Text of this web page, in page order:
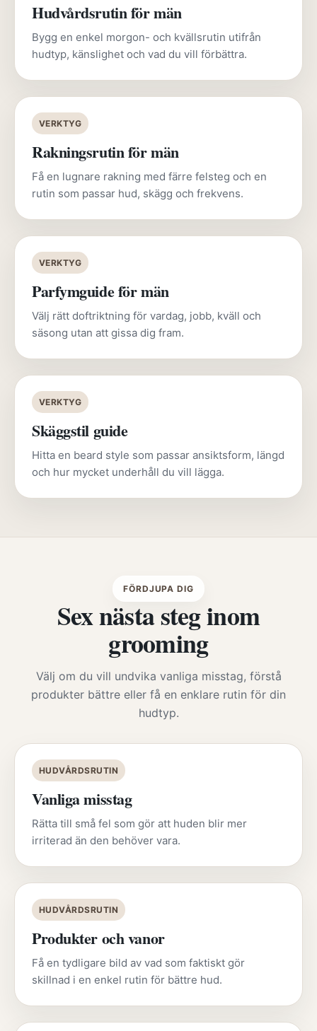
Hudvårdsrutin för män
Bygg en enkel morgon- och kvällsrutin utifrån
hudtyp, känslighet och vad du vill förbättra.
VERKTYG
Rakningsrutin för män
Få en lugnare rakning med färre felsteg och en
rutin som passar hud, skägg och frekvens.
VERKTYG
Parfymguide för män
Välj rätt doftriktning för vardag, jobb, kväll och
säsong utan att gissa dig fram.
VERKTYG
Skäggstil guide
Hitta en beard style som passar ansiktsform, längd
och hur mycket underhåll du vill lägga.
FÖRDJUPA DIG
Sex nästa steg inom
grooming
Välj om du vill undvika vanliga misstag, förstå
produkter bättre eller få en enklare rutin för din
hudtyp.
HUDVÅRDSRUTIN
Vanliga misstag
Rätta till små fel som gör att huden blir mer
irriterad än den behöver vara.
HUDVÅRDSRUTIN
Produkter och vanor
Få en tydligare bild av vad som faktiskt gör
skillnad i en enkel rutin för bättre hud.